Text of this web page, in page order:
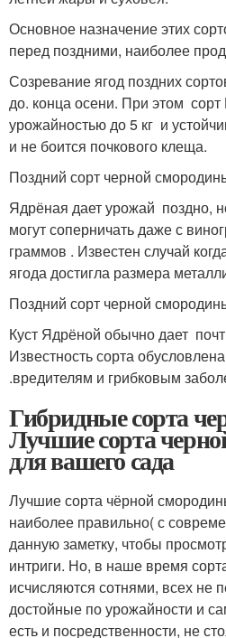
Основное назначение этих
перед поздними, наиболее
Созревание ягод поздних
до. конца осени. При этом
урожайностью до 5 кг и
и не боится почкового клеща.
Поздний сорт черной
Ядрёная дает урожай поздно,
могут соперничать даже с
граммов . Известен случай
ягода достигла размера
Поздний сорт черной
Куст Ядрёной обычно дает
Известность сорта
.вредителям и грибковым
Гибридные сорта
Лучшие сорта
для вашего сада
Лучшие сорта чёрной
наиболее правильно( с
данную заметку, чтобы
интриги. Но, в наше время
исчисляются сотнями, всех не
достойные по урожайности и
есть и посредственности, не